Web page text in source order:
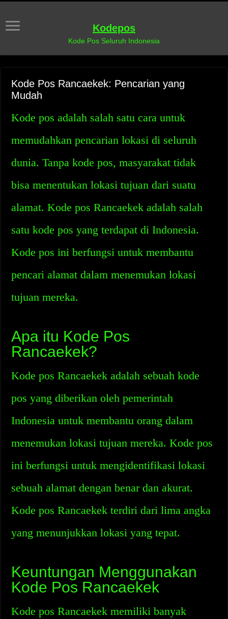
Kodepos
Kode Pos Seluruh Indonesia
Kode Pos Rancaekek: Pencarian yang
Mudah
Kode pos adalah salah satu cara untuk
memudahkan pencarian lokasi di seluruh
dunia. Tanpa kode pos, masyarakat tidak
bisa menentukan lokasi tujuan dari suatu
alamat. Kode pos Rancaekek adalah salah
satu kode pos yang terdapat di Indonesia.
Kode pos ini berfungsi untuk membantu
pencari alamat dalam menemukan lokasi
tujuan mereka.
Apa itu Kode Pos
Rancaekek?
Kode pos Rancaekek adalah sebuah kode
pos yang diberikan oleh pemerintah
Indonesia untuk membantu orang dalam
menemukan lokasi tujuan mereka. Kode pos
ini berfungsi untuk mengidentifikasi lokasi
sebuah alamat dengan benar dan akurat.
Kode pos Rancaekek terdiri dari lima angka
yang menunjukkan lokasi yang tepat.
Keuntungan Menggunakan
Kode Pos Rancaekek
Kode pos Rancaekek memiliki banyak